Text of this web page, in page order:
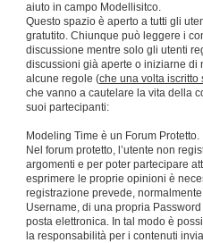
aiuto in campo Modellisitco.
Questo spazio è aperto a tutti gli
gratutito. Chiunque può leggere i
discussione mentre solo gli utenti
discussioni già aperte o iniziarne di
alcune regole (che una volta iscritto
che vanno a cautelare la vita della
suoi partecipanti:
Modeling Time è un Forum Protetto.
Nel forum protetto, l’utente non
argomenti e per poter partecipare
esprimere le proprie opinioni è
registrazione prevede,
Username, di una propria
posta elettronica. In tal modo è
la responsabilità per i contenuti